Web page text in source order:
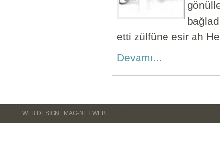
etti zülfüne esir ah
Devamı...
WEB DESIGN : MAG-NET WEB